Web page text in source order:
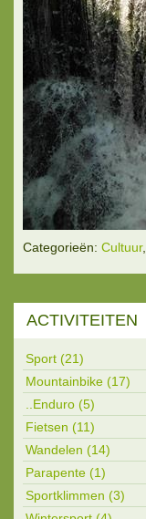
Categorieën: Cultuur,
ACTIVITEITEN
Sport (21)
Mountainbike (17)
..Enduro (5)
Fietsen (11)
Wandelen (14)
Parapente (1)
Sportklimmen (3)